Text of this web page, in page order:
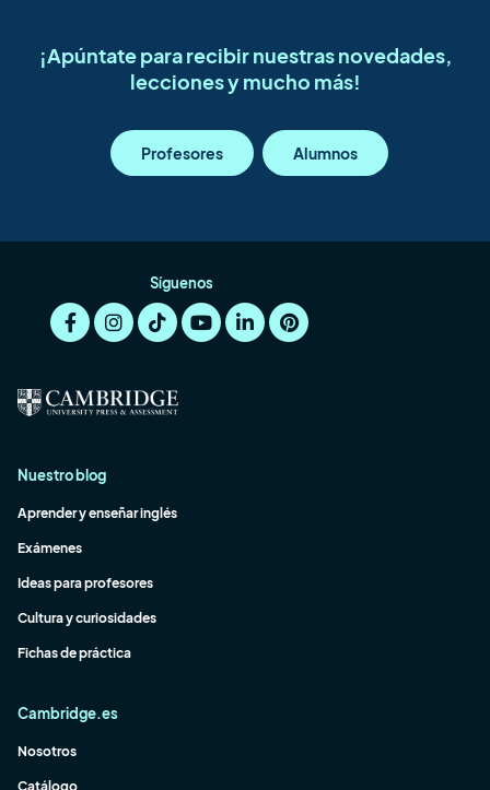
¡Apúntate para recibir nuestras novedades,
lecciones y mucho más!
Profesores Alumnos
Síguenos
Nuestro blog
Aprender y enseñar inglés
Exámenes
Ideas para profesores
Cultura y curiosidades
Fichas de práctica
Cambridge.es
Nosotros
Catálogo